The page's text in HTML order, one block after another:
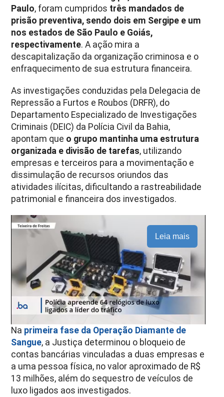
Paulo, foram cumpridos três mandados de
prisão preventiva, sendo dois em Sergipe e um
nos estados de São Paulo e Goiás,
respectivamente. A ação mira a
descapitalização da organização criminosa e o
enfraquecimento de sua estrutura financeira.
As investigações conduzidas pela Delegacia de
Repressão a Furtos e Roubos (DRFR), do
Departamento Especializado de Investigações
Criminais (DEIC) da Polícia Civil da Bahia,
apontam que o grupo mantinha uma estrutura
organizada e divisão de tarefas, utilizando
empresas e terceiros para a movimentação e
dissimulação de recursos oriundos das
atividades ilícitas, dificultando a rastreabilidade
patrimonial e financeira dos investigados.
Leia mais
Na primeira fase da Operação Diamante de
Sangue, a Justiça determinou o bloqueio de
contas bancárias vinculadas a duas empresas e
a uma pessoa física, no valor aproximado de R$
13 milhões, além do sequestro de veículos de
luxo ligados aos investigados.